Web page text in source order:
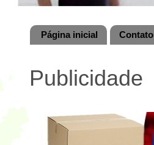
Página inicial Contato
Publicidade